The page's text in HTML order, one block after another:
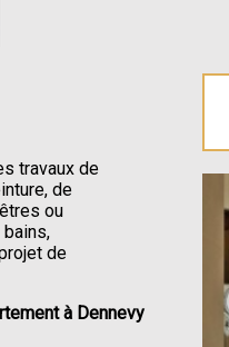
travaux de
de
ou
bains,
de
à Dennevy